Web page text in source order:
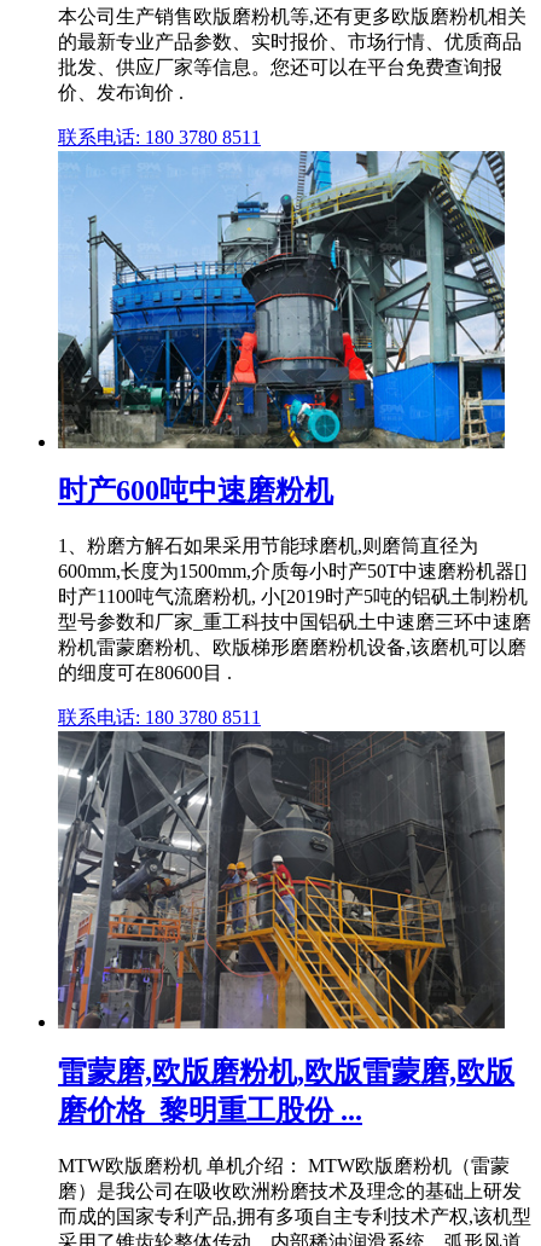
本公司生产销售欧版磨粉机等,还有更多欧版磨粉机相关
的最新专业产品参数、实时报价、市场行情、优质商品
批发、供应厂家等信息。您还可以在平台免费查询报
价、发布询价 .
联系电话: 180 3780 8511
时产600吨中速磨粉机
1、粉磨方解石如果采用节能球磨机,则磨筒直径为
600mm,长度为1500mm,介质每小时产50T中速磨粉机器[]
时产1100吨气流磨粉机, 小[2019时产5吨的铝矾土制粉机
型号参数和厂家_重工科技中国铝矾土中速磨三环中速磨
粉机雷蒙磨粉机、欧版梯形磨磨粉机设备,该磨机可以磨
的细度可在80600目 .
联系电话: 180 3780 8511
雷蒙磨,欧版磨粉机,欧版雷蒙磨,欧版
磨价格_黎明重工股份 ...
MTW欧版磨粉机 单机介绍： MTW欧版磨粉机（雷蒙
磨）是我公司在吸收欧洲粉磨技术及理念的基础上研发
而成的国家专利产品,拥有多项自主专利技术产权,该机型